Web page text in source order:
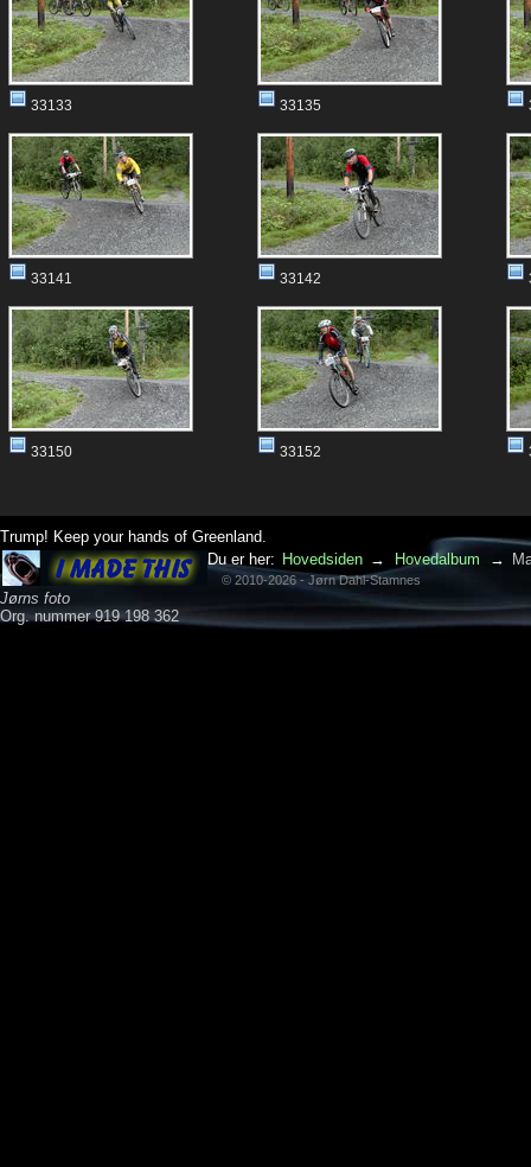
33133 33135
33141 33142
33150 33152
Trump! Keep your hands of Greenland.
Jørns foto
Org. nummer 919 198 362
Du er her: Hovedsiden → Hovedalbum →
© 2010-2026 - Jørn Dahl-Stamnes